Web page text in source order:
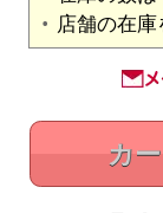
店舗の在庫
カ